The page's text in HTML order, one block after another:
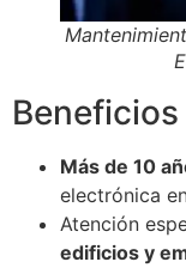
Más de 10
electrónica
Atención
edificios y